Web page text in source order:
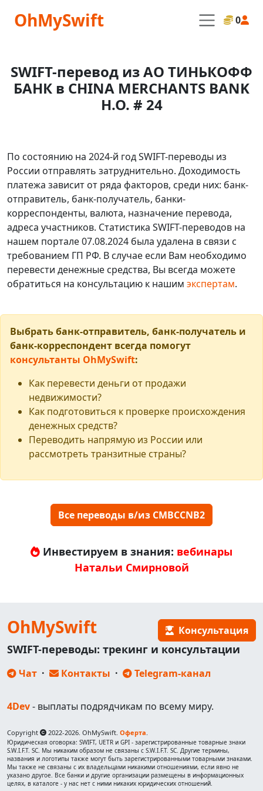
OhMySwift 0
SWIFT-перевод из АО ТИНЬКОФФ
БАНК в CHINA MERCHANTS BANK
H.O. # 24
По состоянию на 2024-й год SWIFT-переводы из
России отправлять затруднительно. Доходимость
платежа зависит от ряда факторов, среди них: банк-
отправитель, банк-получатель, банки-
корреспонденты, валюта, назначение перевода,
адреса участников. Статистика SWIFT-переводов на
нашем портале 07.08.2024 была удалена в связи с
требованием ГП РФ. В случае если Вам необходимо
перевести денежные средства, Вы всегда можете
обратиться на консультацию к нашим экспертам.
Выбрать банк-отправитель, банк-получатель и
банк-корреспондент всегда помогут
консультанты OhMySwift:
Как перевести деньги от продажи
недвижимости?
Как подготовиться к проверке происхождения
денежных средств?
Переводить напрямую из России или
рассмотреть транзитные страны?
Все переводы в/из CMBCCNB2
Инвестируем в знания: вебинары
Натальи Смирновой
OhMySwift Консультация
SWIFT-переводы: трекинг и консультации
Чат · Контакты · Telegram-канал
4Dev- выплаты подрядчикам по всему миру.
Copyright 2022-2026. OhMySwift. Оферта.
Юридическая оговорка: SWIFT, UETR и GPI - зарегистрированные товарные знаки
S.W.I.F.T. SC. Мы никаким образом не связаны с S.W.I.F.T. SC. Другие термины,
названия и логотипы также могут быть зарегистрированными товарными знаками.
Мы также не связаны с их владельцами никакими отношениями, если явно не
указано другое. Все банки и другие организации размещены в информационных
целях, в каталоге - у нас нет с ними никаких юридических отношений.